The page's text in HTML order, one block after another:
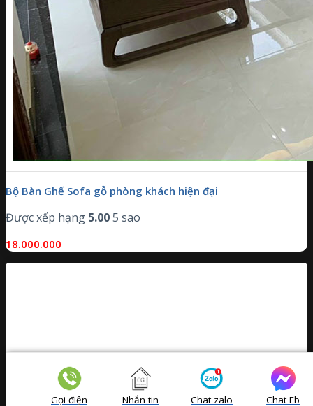
Bộ Bàn Ghế Sofa gỗ phòng khách hiện đại
Được xếp hạng 5.005 sao
18.000.000
Gọi điện Nhắn tin Chat zalo Chat Fb